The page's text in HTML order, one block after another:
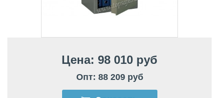
Цена: 98 010 руб
Опт: 88 209 руб